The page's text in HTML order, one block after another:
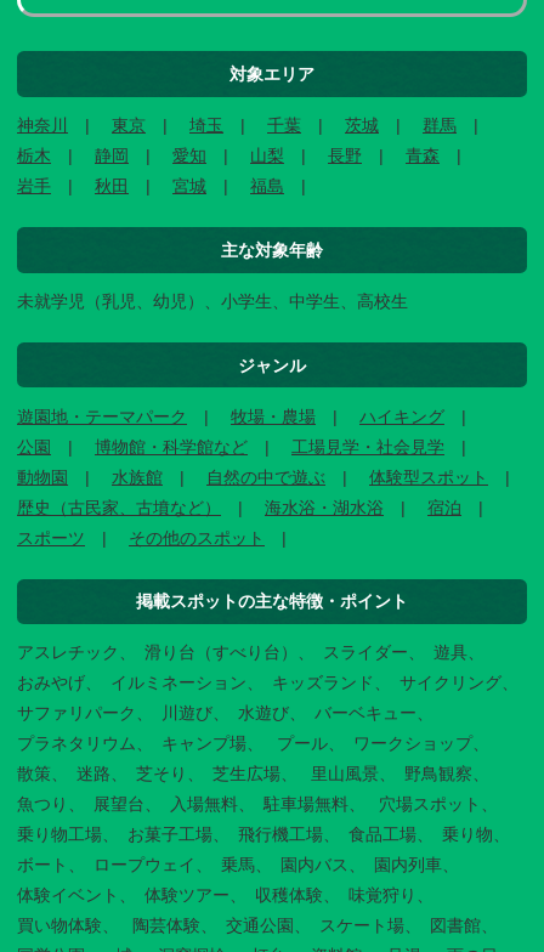
対象エリア
神奈川 東京 埼玉 千葉 茨城
群馬
栃木
静岡 愛知 山梨 長野
青森
岩手
秋田 宮城 福島
主な対象年齢
未就学児（乳児、幼児）、小学生、中学生、高校生
ジャンル
遊園地・テーマパーク 牧場・農場
ハイキング
公園
博物館・科学館など
工場見学・社会見学
動物園
水族館 自然の中で遊ぶ
体験型スポット
歴史（古民家、古墳など）
海水浴・湖水浴
宿泊
スポーツ
その他のスポット
掲載スポットの主な特徴・ポイント
アスレチック 滑り台（すべり台） スライダー
遊具
おみやげ
イルミネーション キッズランド
サイクリング
サファリパーク
川遊び 水遊び
バーベキュー
プラネタリウム
キャンプ場 プール
ワークショップ
散策
迷路 芝そり 芝生広場 里山風景
野鳥観察
魚つり
展望台 入場無料 駐車場無料
穴場スポット
乗り物工場
お菓子工場 飛行機工場 食品工場
乗り物
ボート
ロープウェイ 乗馬 園内バス
園内列車
体験イベント
体験ツアー 収穫体験
味覚狩り
買い物体験
陶芸体験 交通公園 スケート場
図書館